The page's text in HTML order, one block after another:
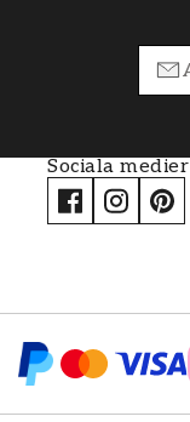
Sociala medier